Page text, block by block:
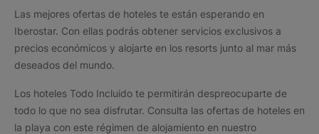
Las mejores ofertas de hoteles te están esperando en
Iberostar. Con ellas podrás obtener servicios exclusivos a
precios económicos y alojarte en los resorts junto al mar más
deseados del mundo.
Los hoteles Todo Incluido te permitirán despreocuparte de
todo lo que no sea disfrutar. Consulta las ofertas de hoteles en
la playa con este régimen de alojamiento en nuestro